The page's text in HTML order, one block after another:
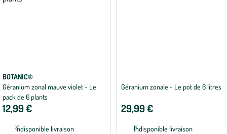
BOTANIC®
Géranium zonal mauve violet - Le
pack de 6 plants
12,99 €
Indisponible livraison
Géranium zonale - Le pot de 6 litres
29,99 €
Indisponible livraison